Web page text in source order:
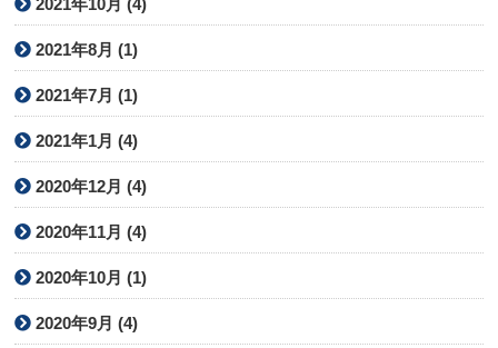
2021年10月 (4)
2021年8月 (1)
2021年7月 (1)
2021年1月 (4)
2020年12月 (4)
2020年11月 (4)
2020年10月 (1)
2020年9月 (4)